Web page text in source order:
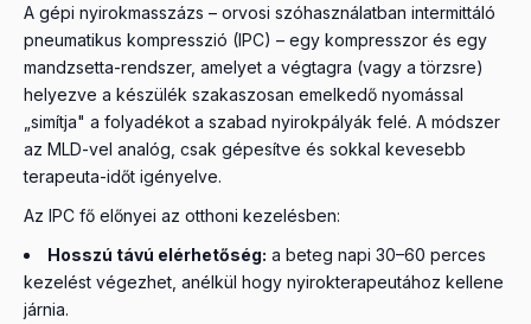
A gépi nyirokmasszázs – orvosi szóhasználatban intermittáló
pneumatikus kompresszió (IPC) – egy kompresszor és egy
mandzsetta-rendszer, amelyet a végtagra (vagy a törzsre)
helyezve a készülék szakaszosan emelkedő nyomással
„simítja" a folyadékot a szabad nyirokpályák felé. A módszer
az MLD-vel analóg, csak gépesítve és sokkal kevesebb
terapeuta-időt igényelve.
Az IPC fő előnyei az otthoni kezelésben:
Hosszú távú elérhetőség: a beteg napi 30–60 perces
kezelést végezhet, anélkül hogy nyirokterapeutához kellene
járnia.